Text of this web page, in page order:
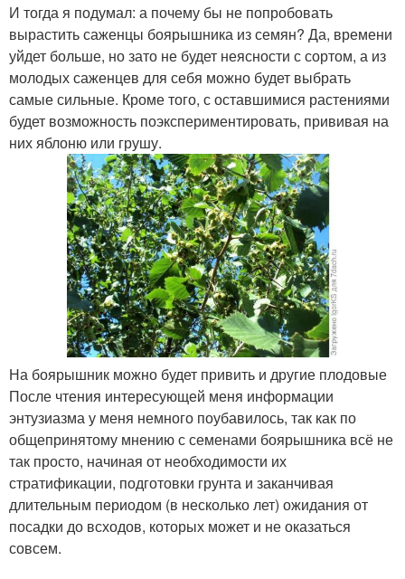
И тогда я подумал: а почему бы не попробовать
вырастить саженцы боярышника из семян? Да, времени
уйдет больше, но зато не будет неясности с сортом, а из
молодых саженцев для себя можно будет выбрать
самые сильные. Кроме того, с оставшимися растениями
будет возможность поэкспериментировать, прививая на
них яблоню или грушу.
На боярышник можно будет привить и другие плодовые
После чтения интересующей меня информации
энтузиазма у меня немного поубавилось, так как по
общепринятому мнению с семенами боярышника всё не
так просто, начиная от необходимости их
стратификации, подготовки грунта и заканчивая
длительным периодом (в несколько лет) ожидания от
посадки до всходов, которых может и не оказаться
совсем.